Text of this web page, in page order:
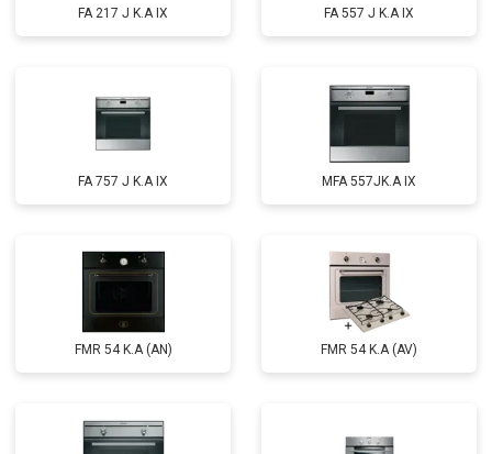
FA 217 J K.A IX FA 557 J K.A IX
FA 757 J K.A IX MFA 557JK.A IX
FMR 54 K.A (AN) FMR 54 K.A (AV)